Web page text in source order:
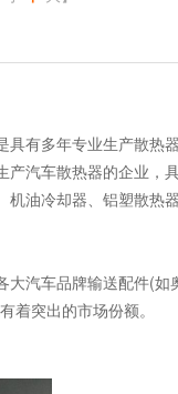
有多年专业生产散热
产汽车散热器的企业，
油冷却器、铝塑散热器
汽车品牌输送配件(如
着突出的市场份额。